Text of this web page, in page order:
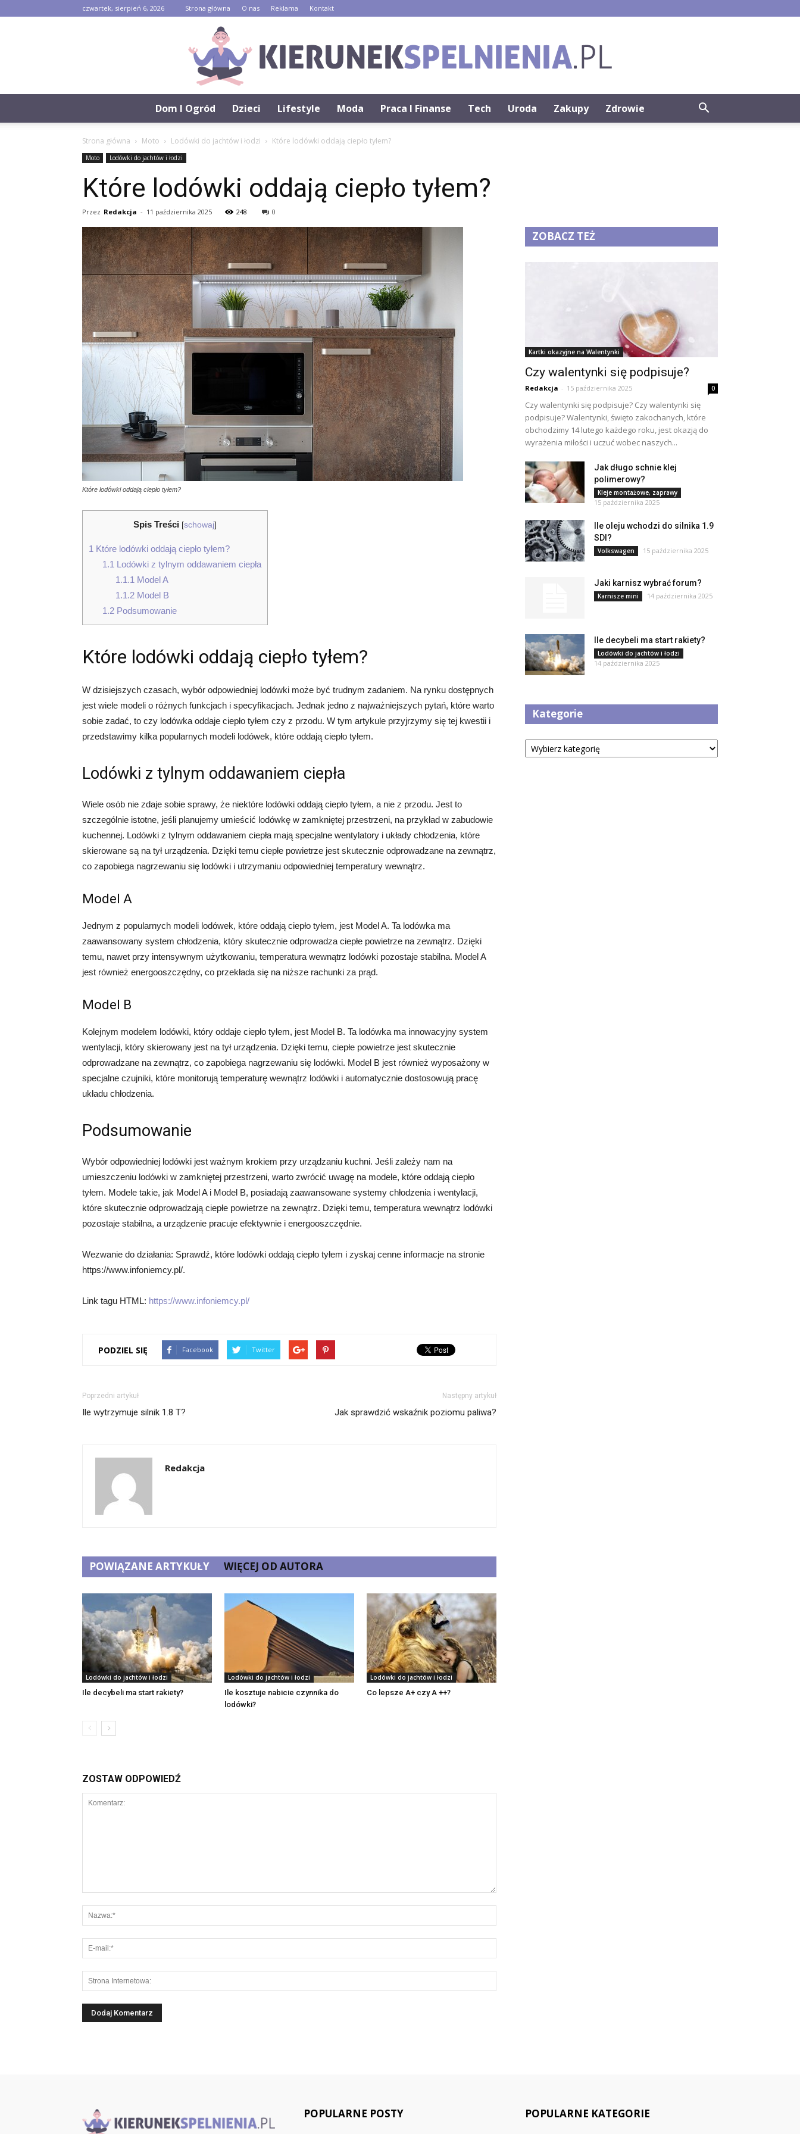
czwartek, sierpień 6, 2026 Strona główna O nas Reklama Kontakt
KierunekSpelnienia.pl
Dom I Ogród Dzieci Lifestyle Moda Praca I Finanse Tech Uroda Zakupy Zdrowie
Strona główna Moto Lodówki do jachtów i łodzi Które lodówki oddają ciepło tyłem?
Moto Lodówki do jachtów i łodzi
Które lodówki oddają ciepło tyłem?
Przez Redakcja - 11 października 2025 248 0
Które lodówki oddają ciepło tyłem?
Spis Treści [schowaj]
1 Które lodówki oddają ciepło tyłem?
1.1 Lodówki z tylnym oddawaniem ciepła
1.1.1 Model A
1.1.2 Model B
1.2Podsumowanie
Które lodówki oddają ciepło tyłem?
W dzisiejszych czasach, wybór odpowiedniej lodówki może być trudnym zadaniem. Na rynku dostępnych
jest wiele modeli o różnych funkcjach i specyfikacjach. Jednak jedno z najważniejszych pytań, które warto
sobie zadać, to czy lodówka oddaje ciepło tyłem czy z przodu. W tym artykule przyjrzymy się tej kwestii i
przedstawimy kilka popularnych modeli lodówek, które oddają ciepło tyłem.
Lodówki z tylnym oddawaniem ciepła
Wiele osób nie zdaje sobie sprawy, że niektóre lodówki oddają ciepło tyłem, a nie z przodu. Jest to
szczególnie istotne, jeśli planujemy umieścić lodówkę w zamkniętej przestrzeni, na przykład w zabudowie
kuchennej. Lodówki z tylnym oddawaniem ciepła mają specjalne wentylatory i układy chłodzenia, które
skierowane są na tył urządzenia. Dzięki temu ciepłe powietrze jest skutecznie odprowadzane na zewnątrz,
co zapobiega nagrzewaniu się lodówki i utrzymaniu odpowiedniej temperatury wewnątrz.
Model A
Jednym z popularnych modeli lodówek, które oddają ciepło tyłem, jest Model A. Ta lodówka ma
zaawansowany system chłodzenia, który skutecznie odprowadza ciepłe powietrze na zewnątrz. Dzięki
temu, nawet przy intensywnym użytkowaniu, temperatura wewnątrz lodówki pozostaje stabilna. Model A
jest również energooszczędny, co przekłada się na niższe rachunki za prąd.
Model B
Kolejnym modelem lodówki, który oddaje ciepło tyłem, jest Model B. Ta lodówka ma innowacyjny system
wentylacji, który skierowany jest na tył urządzenia. Dzięki temu, ciepłe powietrze jest skutecznie
odprowadzane na zewnątrz, co zapobiega nagrzewaniu się lodówki. Model B jest również wyposażony w
specjalne czujniki, które monitorują temperaturę wewnątrz lodówki i automatycznie dostosowują pracę
układu chłodzenia.
Podsumowanie
Wybór odpowiedniej lodówki jest ważnym krokiem przy urządzaniu kuchni. Jeśli zależy nam na
umieszczeniu lodówki w zamkniętej przestrzeni, warto zwrócić uwagę na modele, które oddają ciepło
tyłem. Modele takie, jak Model A i Model B, posiadają zaawansowane systemy chłodzenia i wentylacji,
które skutecznie odprowadzają ciepłe powietrze na zewnątrz. Dzięki temu, temperatura wewnątrz lodówki
pozostaje stabilna, a urządzenie pracuje efektywnie i energooszczędnie.
Wezwanie do działania: Sprawdź, które lodówki oddają ciepło tyłem i zyskaj cenne informacje na stronie
https://www.infoniemcy.pl/.
Link tagu HTML: https://www.infoniemcy.pl/
PODZIEL SIĘ Facebook Twitter
Poprzedni artykuł
Ile wytrzymuje silnik 1.8 T?
Następny artykuł
Jak sprawdzić wskaźnik poziomu paliwa?
Redakcja
POWIĄZANE ARTYKUŁY WIĘCEJ OD AUTORA
Lodówki do jachtów i łodzi
Ile decybeli ma start rakiety?
Lodówki do jachtów i łodzi
Ile kosztuje nabicie czynnika do
lodówki?
Lodówki do jachtów i łodzi
Co lepsze A+ czy A ++?
ZOSTAW ODPOWIEDŹ
ZOBACZ TEŻ
Kartki okazyjne na Walentynki
Czy walentynki się podpisuje?
Redakcja - 15 października 2025 0
Czy walentynki się podpisuje? Czy walentynki się
podpisuje? Walentynki, święto zakochanych, które
obchodzimy 14 lutego każdego roku, jest okazją do
wyrażenia miłości i uczuć wobec naszych...
Jak długo schnie klej
polimerowy?
Kleje montażowe, zaprawy
15 października 2025
Ile oleju wchodzi do silnika 1.9
SDI?
Volkswagen 15 października 2025
Jaki karnisz wybrać forum?
Karnisze mini 14 października 2025
Ile decybeli ma start rakiety?
Lodówki do jachtów i łodzi
14 października 2025
Kategorie
Kategorie
POPULARNE POSTY POPULARNE KATEGORIE